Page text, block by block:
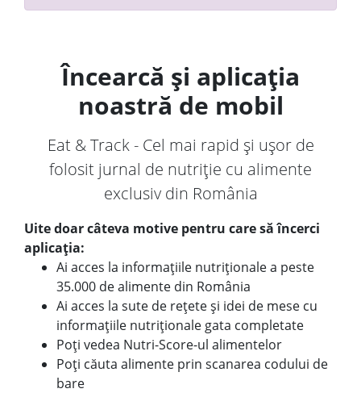
Încearcă și aplicația
noastră de mobil
Eat & Track - Cel mai rapid și ușor de
folosit jurnal de nutriție cu alimente
exclusiv din România
Uite doar câteva motive pentru care să încerci
aplicația:
Ai acces la informațiile nutriționale a peste
35.000 de alimente din România
Ai acces la sute de rețete și idei de mese cu
informațiile nutriționale gata completate
Poți vedea Nutri-Score-ul alimentelor
Poți căuta alimente prin scanarea codului de
bare